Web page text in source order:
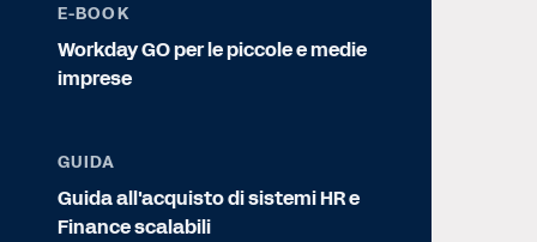
E-BOOK
Workday GO per le piccole e medie
imprese
GUIDA
Guida all'acquisto di sistemi HR e
Finance scalabili